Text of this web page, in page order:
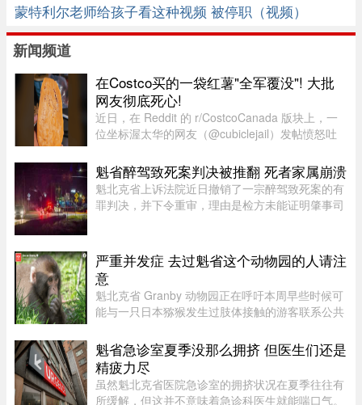
蒙特利尔老师给孩子看这种视频 被停职（视频）
新闻频道
在Costco买的一袋红薯"全军覆没"! 大批
网友彻底死心!
近日，在 Reddit 的 r/CostcoCanada 版块上，一
位坐标渥太华的网友（@cubiclejail）发帖愤怒吐
数百位加拿大网友的激烈共鸣与讨论。这原本只是
一句日常的抱怨，却意外演 ...
魁省醉驾致死案判决被推翻 死者家属崩溃
魁北克省上诉法院近日撤销了一宗醉驾致死案的有
罪判决，并下令重审，理由是检方未能证明肇事司
Yannick Potvin驾驶踏板车行驶在Sai ...
严重并发症 去过魁省这个动物园的人请注
意
魁北克省 Granby 动物园正在呼吁本周早些时候可
能与一只日本猕猴发生过肢体接触的游客联系公共
伤。猕猴可能会携带 B 型疱疹病毒（Herpes B
virus）。这种病毒在人体内极 ...
魁省急诊室夏季没那么拥挤 但医生们还是
精疲力尽
虽然魁北克省医院急诊室的拥挤状况在夏季往往有
所缓解，但这并不意味着急诊科医生就能喘口气。